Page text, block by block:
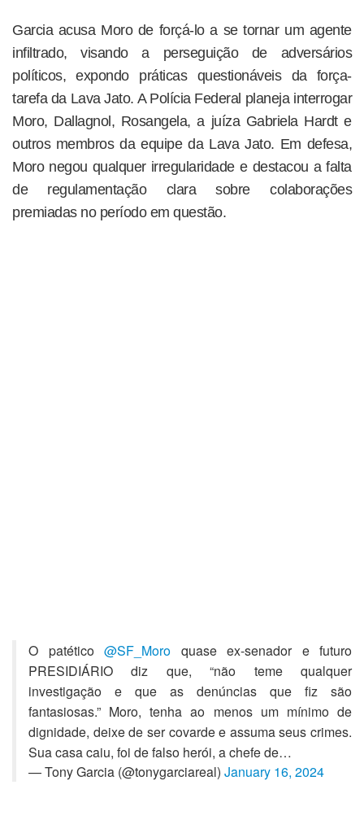
Garcia acusa Moro de forçá-lo a se tornar um agente
infiltrado, visando a perseguição de adversários
políticos, expondo práticas questionáveis da força-
tarefa da Lava Jato. A Polícia Federal planeja interrogar
Moro, Dallagnol, Rosangela, a juíza Gabriela Hardt e
outros membros da equipe da Lava Jato. Em defesa,
Moro negou qualquer irregularidade e destacou a falta
de regulamentação clara sobre colaborações
premiadas no período em questão.
O patético @SF_Moro quase ex-senador e futuro
PRESIDIÁRIO diz que, “não teme qualquer
investigação e que as denúncias que fiz são
fantasiosas.” Moro, tenha ao menos um mínimo de
dignidade, deixe de ser covarde e assuma seus crimes.
Sua casa caiu, foi de falso herói, a chefe de…
— Tony Garcia (@tonygarciareal) January 16, 2024